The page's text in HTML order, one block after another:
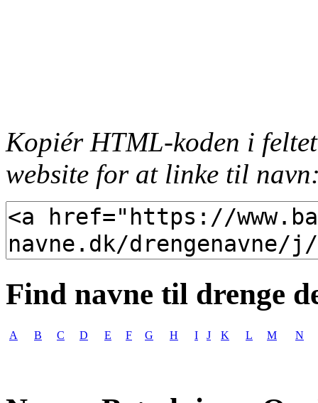
Kopiér HTML-koden i
website for at linke til
Find navne til drenge
A B C D E F G H I J K L M N